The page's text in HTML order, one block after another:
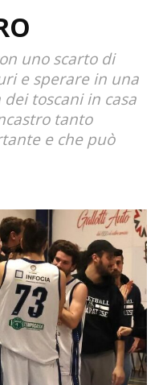
uno scarto di
e sperare in una
toscani in casa
tanto
e che può